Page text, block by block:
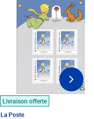
Livraison offerte
La Poste